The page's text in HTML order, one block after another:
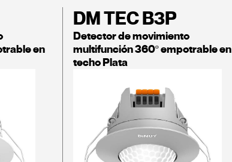
en
DM TEC B3P
Detector de movimiento
multifunción 360º empotrable en
techo Plata